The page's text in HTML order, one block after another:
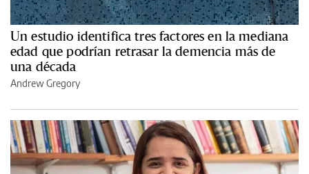
Un estudio identifica tres factores en la mediana
edad que podrían retrasar la demencia más de
una década
Andrew Gregory